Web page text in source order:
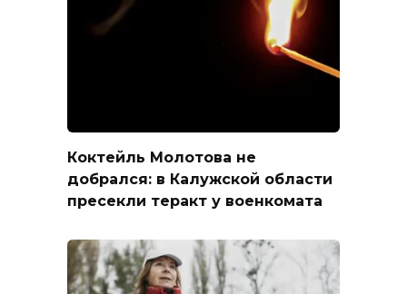
Коктейль Молотова не
добрался: в Калужской области
пресекли теракт у военкомата